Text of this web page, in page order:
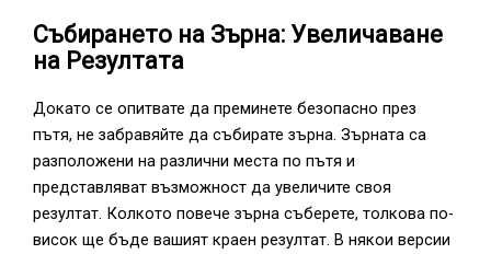
Събирането на Зърна: Увеличаване
на Резултата
Докато се опитвате да преминете безопасно през
пътя, не забравяйте да събирате зърна. Зърната са
разположени на различни места по пътя и
представляват възможност да увеличите своя
резултат. Колкото повече зърна съберете, толкова по-
висок ще бъде вашият краен резултат. В някои версии